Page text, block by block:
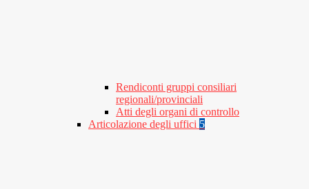
Rendiconti gruppi consiliari
regionali/provinciali
Atti degli organi di controllo
Articolazione degli uffici 5